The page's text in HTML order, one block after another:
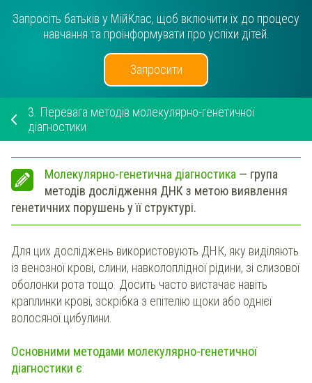
Запросіть батьків у МійКлас, щоб включити їх до процесу
навчання та проінформувати про успіхи дітей.
Запросити
3. Перевага методів молекулярно-генетичної
діагностики
Молекулярно-генетична діагностика — група
методів дослідження ДНК з метою виявлення
генетичних порушень у її структурі.
Для цих досліджень використовують ДНК, яку виділяють
із венозної крові, слини, навколоплідної рідини, зі слизової
оболонки рота тощо. Досить часто вистачає навіть
краплинки крові, зскрібка з епітелію щоки або однієї
волосяної цибулини.
Основними методами молекулярно-генетичної
діагностики є: